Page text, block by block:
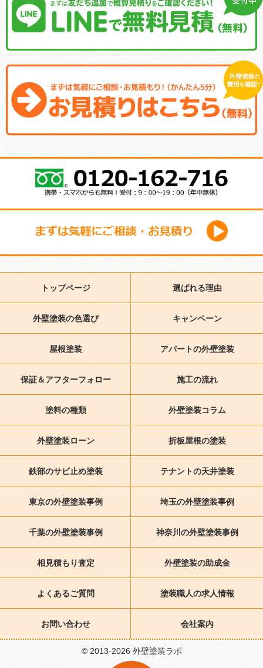
トップページ 選ばれる理由
外壁塗装の色選び キャンペーン
屋根塗装 アパートの外壁塗装
保証＆アフターフォロー 施工の流れ
塗料の種類 外壁塗装コラム
外壁塗装ローン 折板屋根の塗装
鉄部のサビ止め塗装 テナントの天井塗装
東京の外壁塗装事例 埼玉の外壁塗装事例
千葉の外壁塗装事例 神奈川の外壁塗装事例
相見積もり査定 外壁塗装の助成金
よくあるご質問 塗装職人の求人情報
お問い合わせ 会社案内
© 2013-2026 外壁塗装ラボ